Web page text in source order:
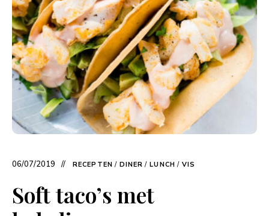
06/07/2019 RECEPTEN / DINER / LUNCH / VIS
Soft taco’s met